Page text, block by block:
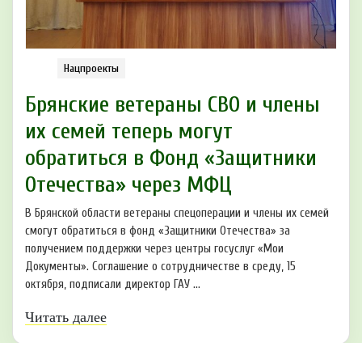
Нацпроекты
Брянские ветераны СВО и члены
их семей теперь могут
обратиться в Фонд «Защитники
Отечества» через МФЦ
В Брянской области ветераны спецоперации и члены их семей
смогут обратиться в фонд «Защитники Отечества» за
получением поддержки через центры госуслуг «Мои
Документы». Соглашение о сотрудничестве в среду, 15
октября, подписали директор ГАУ ...
Читать далее